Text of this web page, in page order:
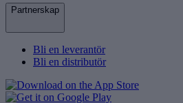
Partnerskap
Bli en leverantör
Bli en distributör